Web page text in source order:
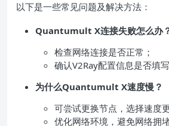
以下是一些常见问题及解决方法：
Quantumult X连接失败怎么办
检查网络连接是否正常；
确认V2Ray配置信息是否填写
为什么Quantumult X速度慢？
可尝试更换节点，选择速度
优化网络环境，避免网络拥堵